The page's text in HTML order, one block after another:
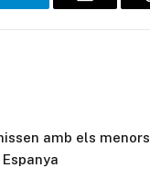
Telegram Email
amb els menors